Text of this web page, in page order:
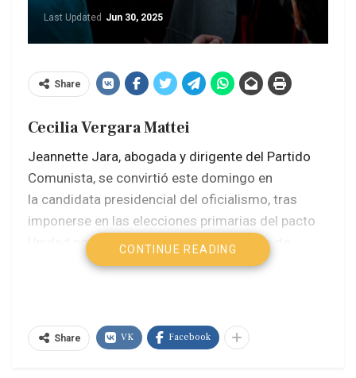
Last Updated Jun 30, 2025
Share
Cecilia Vergara Mattei
Jeannette Jara, abogada y dirigente del Partido
Comunista, se convirtió este domingo en
la candidata presidencial del oficialismo, tras
imponerse en las elecciones primarias del pacto
Unidad por Chile, que fepalda el gobierno de
Gabriel Boric, marcada por una participación
izquierda y centroizquierda chilena buscaban una
nueva unidad.
CONTINUE READING
Share VK Facebook